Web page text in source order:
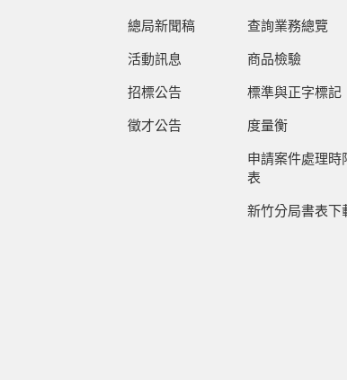
總局新聞稿
活動訊息
招標公告
徵才公告
查詢業務總覽
商品檢驗
標準與正字標記
度量衡
申請案件處理時
表
新竹分局書表下